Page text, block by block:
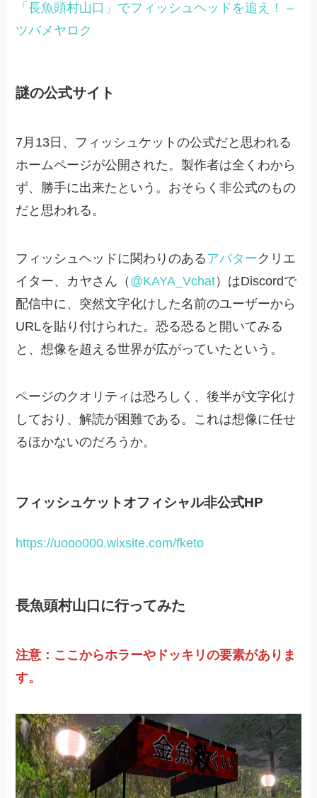
「長魚頭村山口」でフィッシュヘッドを追え！ –
ツバメヤロク
謎の公式サイト
7月13日、フィッシュケットの公式だと思われる
ホームページが公開された。製作者は全くわから
ず、勝手に出来たという。おそらく非公式のもの
だと思われる。
フィッシュヘッドに関わりのあるアバタークリエ
イター、カヤさん（ @KAYA_Vchat）はDiscordで
配信中に、突然文字化けした名前のユーザーから
URLを貼り付けられた。恐る恐ると開いてみる
と、想像を超える世界が広がっていたという。
ページのクオリティは恐ろしく、後半が文字化け
しており、解読が困難である。これは想像に任せ
るほかないのだろうか。
フィッシュケットオフィシャル非公式HP
https://uooo000.wixsite.com/fketo
長魚頭村山口に行ってみた
注意：ここからホラーやドッキリの要素がありま
す。